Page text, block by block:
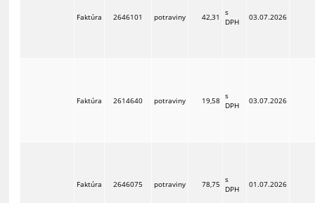
Faktúra 2646101 potraviny 42,31
s
DPH
03.07.2026
Faktúra 2614640 potraviny 19,58 s
DPH
03.07.2026
Faktúra 2646075 potraviny 78,75 s
DPH
01.07.2026